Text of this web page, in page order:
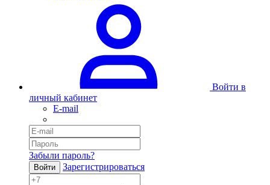
Войти в
личный кабинет
E-mail
Забыли пароль?
Войти Зарегистрироваться